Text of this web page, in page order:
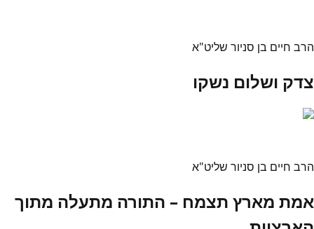
הרב חיים בן סניור שליט"א
צדק ושלום נשקו
הרב חיים בן סניור שליט"א
אמת מארץ תצמח – התורה מתעלה מתוך